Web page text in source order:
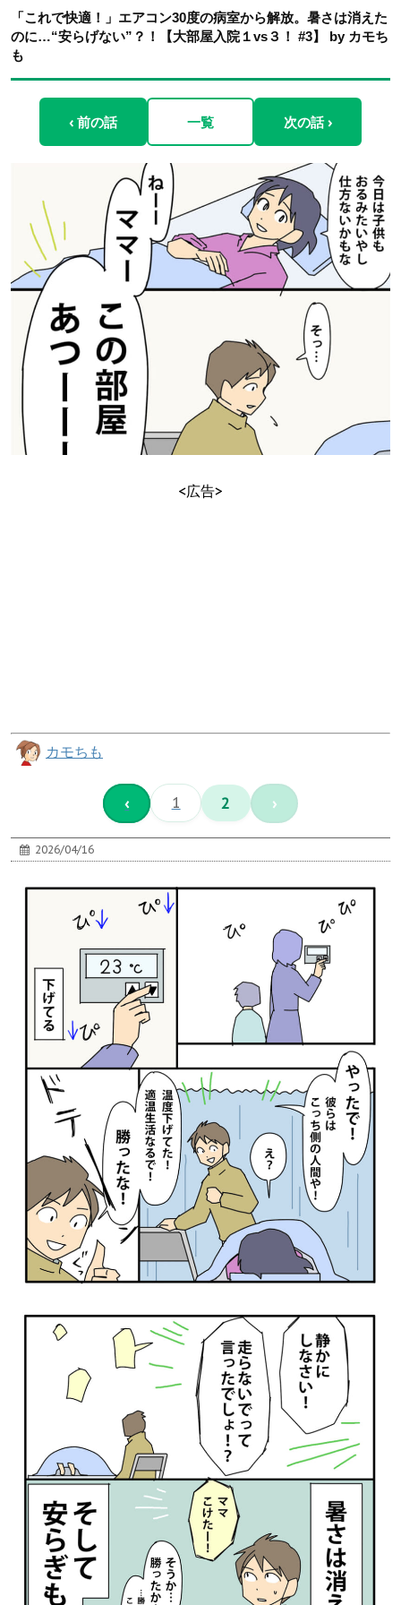
「これで快適！」エアコン30度の病室から解放。暑さは消えた
のに…“安らげない”？！【大部屋入院１vs３！ #3】 by カモち
も
‹ 前の話 一覧 次の話 ›
<広告>
カモちも
‹ 1 2 ›
2026/04/16